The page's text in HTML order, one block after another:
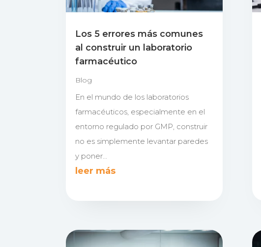
Los 5 errores más comunes
al construir un laboratorio
farmacéutico
Blog
En el mundo de los laboratorios
farmacéuticos, especialmente en el
entorno regulado por GMP, construir
no es simplemente levantar paredes
y poner...
leer más